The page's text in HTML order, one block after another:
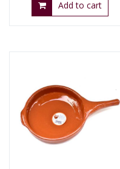
Add to cart